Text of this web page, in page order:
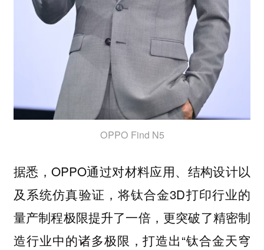
OPPO Find N5
据悉，OPPO通过对材料应用、结构设计以
及系统仿真验证，将钛合金3D打印行业的
量产制程极限提升了一倍，更突破了精密制
造行业中的诸多极限，打造出“钛合金天穹